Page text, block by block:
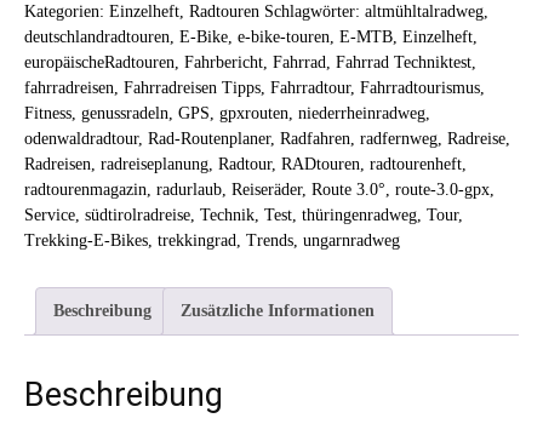
3/26
Menge
Kategorien: Einzelheft Radtouren Schlagwörter: altmühltalradweg
deutschlandradtouren E-Bike e-bike-touren E-MTB Einzelheft
europäischeRadtouren Fahrbericht Fahrrad Fahrrad Techniktest
fahrradreisen Fahrradreisen Tipps Fahrradtour, Fahrradtourismus
Fitness genussradeln GPS gpxrouten niederrheinradweg
odenwaldradtour, Rad-Routenplaner, Radfahren radfernweg Radreise
Radreisen radreiseplanung Radtour, RADtouren radtourenheft
radtourenmagazin radurlaub Reiseräder, Route 3.0° route-3.0-gpx
Service südtirolradreise Technik Test thüringenradweg Tour,
Trekking-E-Bikes trekkingrad Trends ungarnradweg
Beschreibung Zusätzliche Informationen
Beschreibung